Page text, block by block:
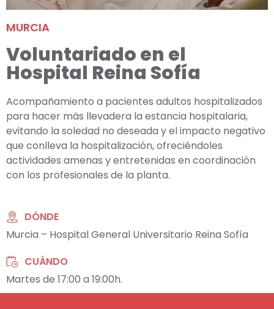
MURCIA
Voluntariado en el
Hospital Reina Sofía
Acompañamiento a pacientes adultos hospitalizados
para hacer más llevadera la estancia hospitalaria,
evitando la soledad no deseada y el impacto negativo
que conlleva la hospitalización, ofreciéndoles
actividades amenas y entretenidas en coordinación
con los profesionales de la planta.
DÓNDE
Murcia – Hospital General Universitario Reina Sofía
CUÁNDO
Martes de 17:00 a 19:00h.